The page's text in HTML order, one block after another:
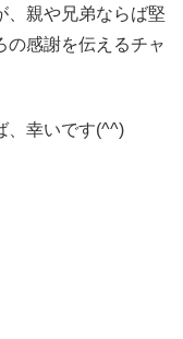
、親や兄弟ならば堅
の感謝を伝えるチャ
、幸いです(^^)